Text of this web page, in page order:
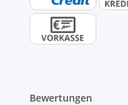
Bewertungen